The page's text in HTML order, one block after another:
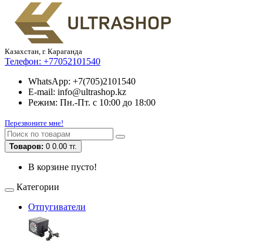
Казахстан, г. Караганда
Телефон: +77052101540
WhatsApp: +7(705)2101540
E-mail: info@ultrashop.kz
Режим: Пн.-Пт. с 10:00 до 18:00
Перезвоните мне!
Товаров: 0 0.00 тг.
В корзине пусто!
Категории
Отпугиватели